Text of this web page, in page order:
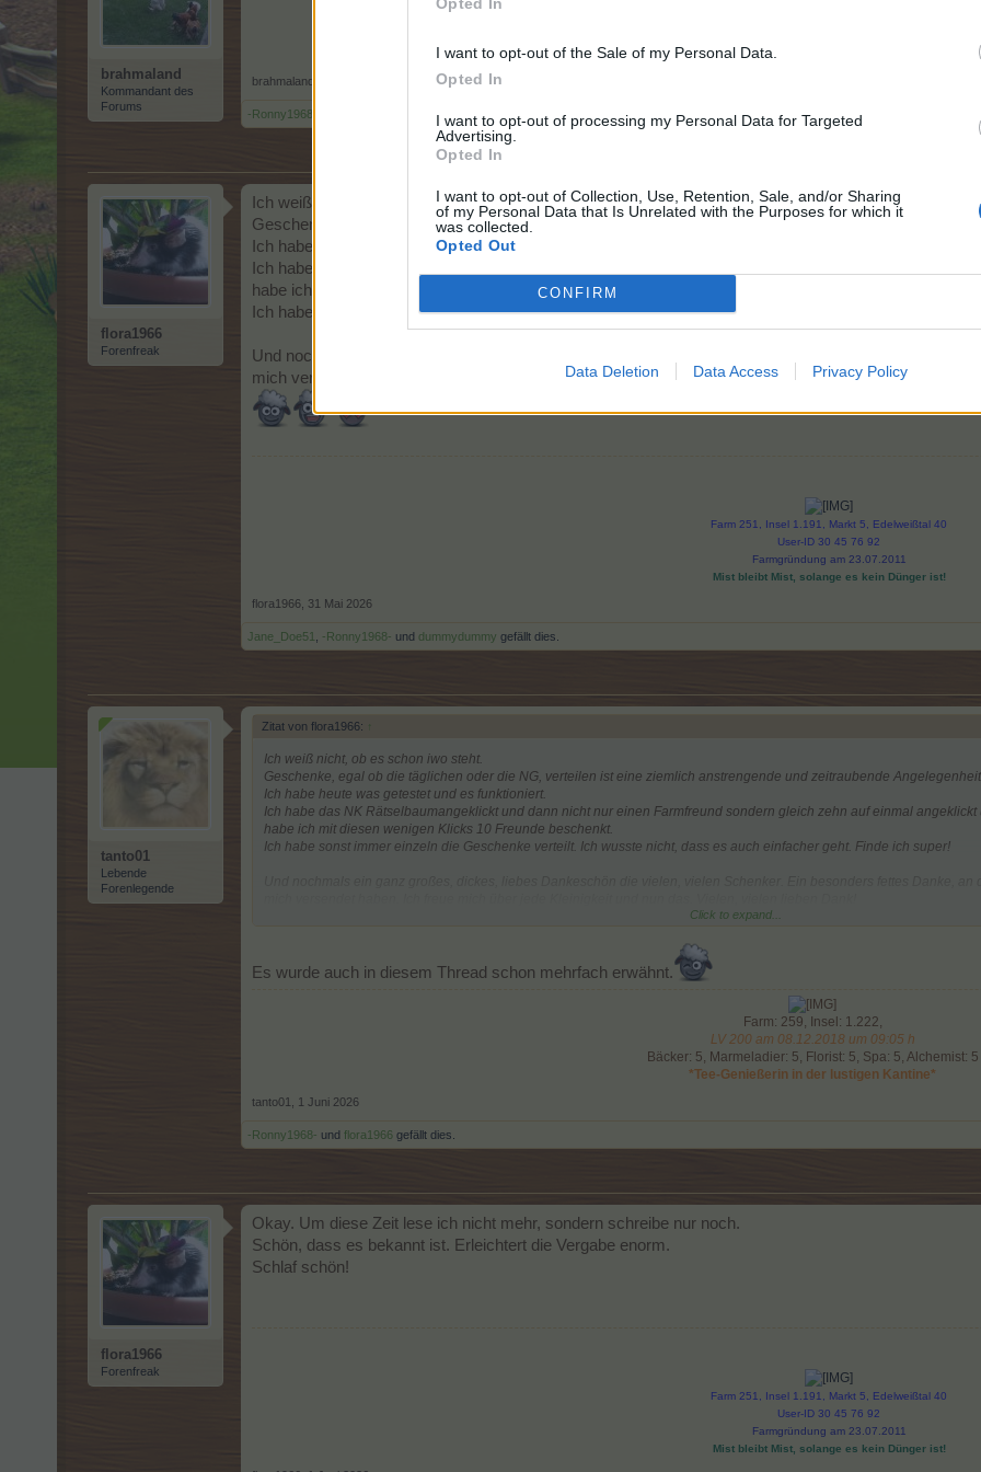
I want to opt-out of the Sale of my Personal Data.
Opted In
I want to opt-out of processing my Personal Data for Targeted
Advertising.
Opted In
I want to opt-out of Collection, Use, Retention, Sale, and/or Sharing
of my Personal Data that Is Unrelated with the Purposes for which it
was collected.
Opted Out
CONFIRM
Data Deletion Data Access Privacy Policy
brahmaland
Kommandant des
Forums
brahmaland
-Ronny1968- gefällt dies.
flora1966
Forenfreak
Ich weiß nicht, ob es schon iwo steht.
Geschenke, egal ob die täglichen oder die NG, verteilen ist eine ziemlich anstrengende und
Ich habe heute was getestet und es funktioniert.
Ich habe das NK Rätselbaum angeklickt und dann nicht nur einen Farmfreund sondern gleich zehn
habe ich mit diesen wenigen Klicks 10 Freunde beschenkt.
Ich habe sonst immer einzeln die Geschenke verteilt. Ich wusste nicht, dass es auch einfacher geht.
Und nochmals ein ganz großes, dickes, liebes Dankeschön die vielen, vielen Schenker. Ein
mich versendet haben. Ich freue mich über jede Kleinigkeit und nun das. Vielen, vielen lieben Dank!
Farm 251, Insel 1.191, Markt 5, Edelweißtal 40
User-ID 30 45 76 92
Farmgründung am 23.07.2011
Mist bleibt Mist, solange es kein Dünger ist!
flora1966 31 Mai 2026
Jane_Doe51 -Ronny1968- und dummydummy gefällt dies.
tanto01
Lebende
Forenlegende
Zitat von flora1966: ↑
Ich weiß nicht, ob es schon iwo steht.
Geschenke, egal ob die täglichen oder die NG, verteilen ist eine ziemlich anstrengende und zeitraubende
Ich habe heute was getestet und es funktioniert.
Ich habe das NK Rätselbaumangeklickt und dann nicht nur einen Farmfreund sondern gleich zehn auf einmal
habe ich mit diesen wenigen Klicks 10 Freunde beschenkt.
Ich habe sonst immer einzeln die Geschenke verteilt. Ich wusste nicht, dass es auch einfacher geht. Finde ich super!
Click to expand...
Es wurde auch in diesem Thread schon mehrfach erwähnt.
Farm: 259, Insel: 1.222,
LV 200 am 08.12.2018 um 09:05 h
Bäcker: 5, Marmeladier: 5, Florist: 5, Spa: 5, Alchemist: 5
*Tee-Genießerin in der lustigen Kantine*
tanto01 1 Juni 2026
-Ronny1968- und flora1966 gefällt dies.
flora1966
Forenfreak
Okay. Um diese Zeit lese ich nicht mehr, sondern schreibe nur noch.
Schön, dass es bekannt ist. Erleichtert die Vergabe enorm.
Schlaf schön!
Farm 251, Insel 1.191, Markt 5, Edelweißtal 40
User-ID 30 45 76 92
Farmgründung am 23.07.2011
Mist bleibt Mist, solange es kein Dünger ist!